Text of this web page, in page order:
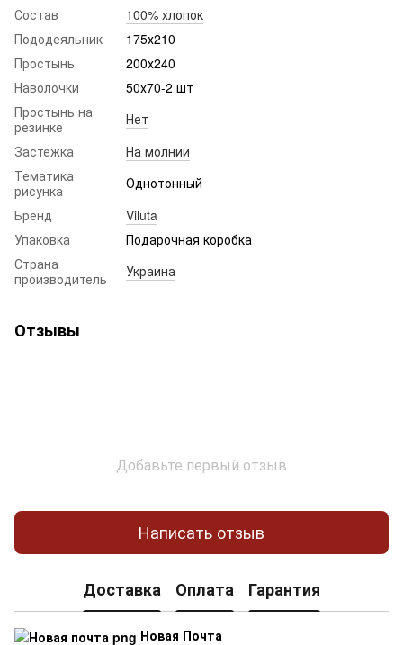
Состав
100% хлопок
Пододеяльник
175х210
Простынь
200х240
Наволочки
50х70-2 шт
Простынь на
резинке
Нет
Застежка
На молнии
Тематика
рисунка
Однотонный
Бренд
Viluta
Упаковка
Подарочная коробка
Страна
производитель
Украина
Отзывы
Добавьте первый отзыв
Написать отзыв
Доставка Оплата Гарантия
Новая Почта